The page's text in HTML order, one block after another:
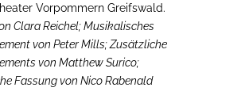
Vorpommern Greifswald.
Clara Reichel; Musikalisches
von Peter Mills; Zusätzliche
von Matthew Surico;
Fassung von Nico Rabenald